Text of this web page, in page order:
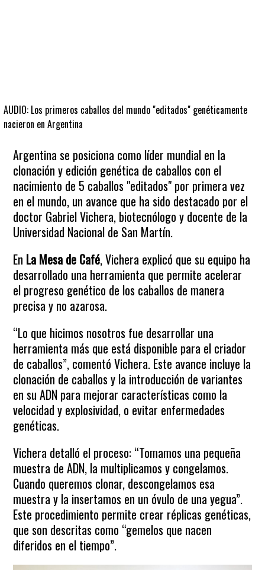
AUDIO: Los primeros caballos del mundo "editados" genéticamente
nacieron en Argentina
Argentina se posiciona como líder mundial en la
clonación y edición genética de caballos con el
nacimiento de 5 caballos "editados" por primera vez
en el mundo, un avance que ha sido destacado por el
doctor Gabriel Vichera, biotecnólogo y docente de la
Universidad Nacional de San Martín.
En La Mesa de Café, Vichera explicó que su equipo ha
desarrollado una herramienta que permite acelerar
el progreso genético de los caballos de manera
precisa y no azarosa.
“Lo que hicimos nosotros fue desarrollar una
herramienta más que está disponible para el criador
de caballos”, comentó Vichera. Este avance incluye la
clonación de caballos y la introducción de variantes
en su ADN para mejorar características como la
velocidad y explosividad, o evitar enfermedades
genéticas.
Vichera detalló el proceso: “Tomamos una pequeña
muestra de ADN, la multiplicamos y congelamos.
Cuando queremos clonar, descongelamos esa
muestra y la insertamos en un óvulo de una yegua”.
Este procedimiento permite crear réplicas genéticas,
que son descritas como “gemelos que nacen
diferidos en el tiempo”.